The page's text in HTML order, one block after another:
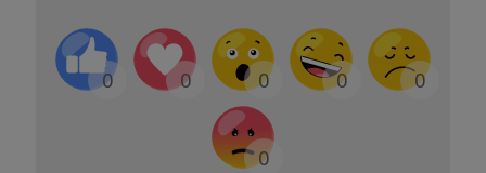
0 0 0 0 0
0